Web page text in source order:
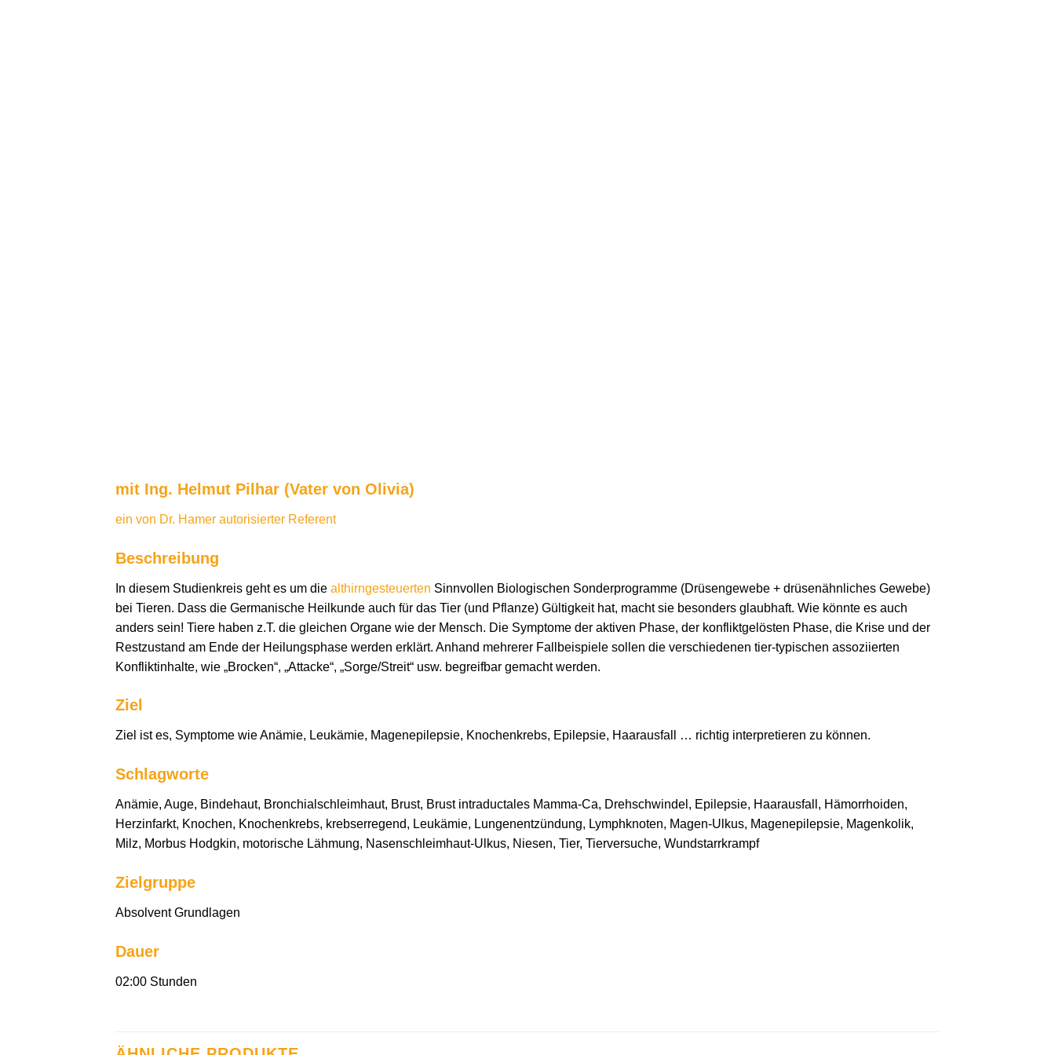
mit Ing. Helmut Pilhar (Vater von Olivia)
ein von Dr. Hamer autorisierter Referent
Beschreibung
In diesem Studienkreis geht es um die althirngesteuerten Sinnvollen Biologischen Sonderprogramme (Drüsengewebe + drüsenähnliches Gewebe)
bei Tieren. Dass die Germanische Heilkunde auch für das Tier (und Pflanze) Gültigkeit hat, macht sie besonders glaubhaft. Wie könnte es auch
anders sein! Tiere haben z.T. die gleichen Organe wie der Mensch. Die Symptome der aktiven Phase, der konfliktgelösten Phase, die Krise und der
Restzustand am Ende der Heilungsphase werden erklärt. Anhand mehrerer Fallbeispiele sollen die verschiedenen tier-typischen assoziierten
Konfliktinhalte, wie „Brocken“, „Attacke“, „Sorge/Streit“ usw. begreifbar gemacht werden.
Ziel
Ziel ist es, Symptome wie Anämie, Leukämie, Magenepilepsie, Knochenkrebs, Epilepsie, Haarausfall … richtig interpretieren zu können.
Schlagworte
Anämie, Auge, Bindehaut, Bronchialschleimhaut, Brust, Brust intraductales Mamma-Ca, Drehschwindel, Epilepsie, Haarausfall, Hämorrhoiden,
Herzinfarkt, Knochen, Knochenkrebs, krebserregend, Leukämie, Lungenentzündung, Lymphknoten, Magen-Ulkus, Magenepilepsie, Magenkolik,
Milz, Morbus Hodgkin, motorische Lähmung, Nasenschleimhaut-Ulkus, Niesen, Tier, Tierversuche, Wundstarrkrampf
Zielgruppe
Absolvent Grundlagen
Dauer
02:00 Stunden